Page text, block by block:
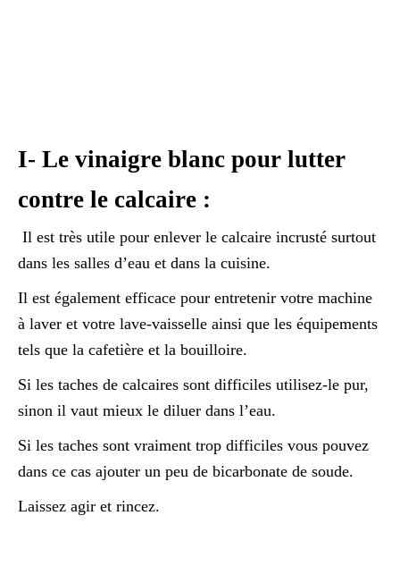
I- Le vinaigre blanc pour lutter
contre le calcaire :
Il est très utile pour enlever le calcaire incrusté surtout
dans les salles d’eau et dans la cuisine.
Il est également efficace pour entretenir votre machine
à laver et votre lave-vaisselle ainsi que les équipements
tels que la cafetière et la bouilloire.
Si les taches de calcaires sont difficiles utilisez-le pur,
sinon il vaut mieux le diluer dans l’eau.
Si les taches sont vraiment trop difficiles vous pouvez
dans ce cas ajouter un peu de bicarbonate de soude.
Laissez agir et rincez.